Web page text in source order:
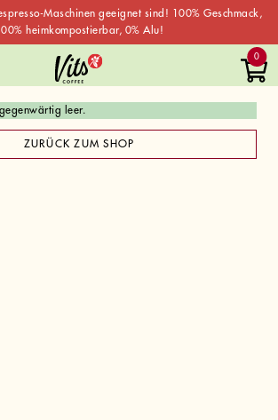
Maschinen geeignet sind! 100% Geschmack,
heimkompostierbar, 0% Alu!
0
leer.
ZURÜCK ZUM SHOP